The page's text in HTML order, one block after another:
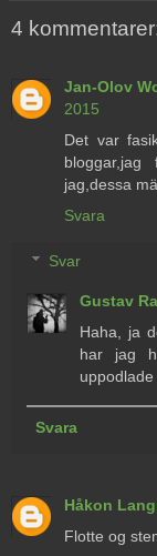
4
Jan-Olov
2015
Det var
jag,dessa
Svara
Svar
Gustav
Haha, ja
har jag
Svara
Håkon
Flotte og